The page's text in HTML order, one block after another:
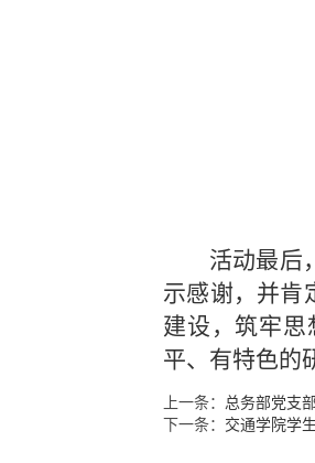
活动最后
示感谢，并肯
建设，筑牢思
平、有特色的
上一条： 总务部党支
下一条： 交通学院学